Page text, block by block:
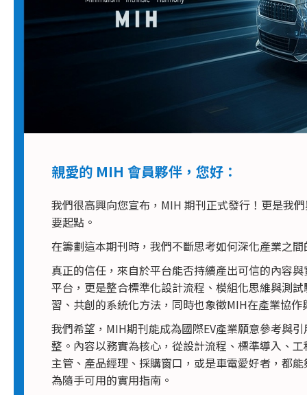
親愛的 MIH 會員夥伴，您好：
我們很高興向您宣布，MIH 期刊正式發行！更是我
要起點。
在籌劃這本期刊時，我們不斷思考如何深化產業之
真正的信任，來自於平台能否持續產出可信的內容
平台，更是整合標準化設計流程、模組化思維與測
習、共創的系統化方法，同時也象徵MIH在產業協
我們希望，MIH期刊能成為國際EV產業願意參考與
整。內容以務實為核心，從設計流程、標準導入、
主管、產品經理、採購窗口，或是車電愛好者，都
為隨手可用的實用指南。